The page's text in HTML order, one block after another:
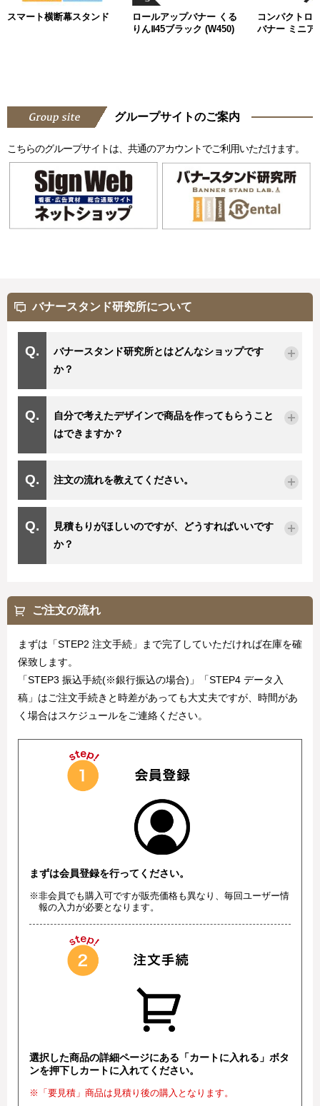
スマート横断幕スタンド
ロールアップバナー くる
りんⅡ45ブラック (W450)
コンパクトロ
バナー ミニア
グループサイトのご案内
こちらのグループサイトは、共通のアカウントでご利用いただけます。
バナースタンド研究所について
バナースタンド研究所とはどんなショップです
か？
自分で考えたデザインで商品を作ってもらうこと
はできますか？
注文の流れを教えてください。
見積もりがほしいのですが、どうすればいいです
か？
ご注文の流れ
まずは「STEP2 注文手続」まで完了していただければ在庫を確
保致します。
「STEP3 振込手続(※銀行振込の場合)」「STEP4 データ入
稿」はご注文手続きと時差があっても大丈夫ですが、時間があ
く場合はスケジュールをご連絡ください。
まずは会員登録を行ってください。
※非会員でも購入可ですが販売価格も異なり、毎回ユーザー情
報の入力が必要となります。
選択した商品の詳細ページにある「カートに入れる」ボタ
ンを押下しカートに入れてください。
※「要見積」商品は見積り後の購入となります。